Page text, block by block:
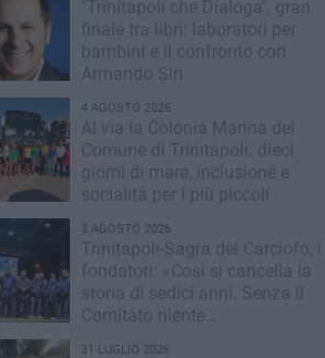
"Trinitapoli che Dialoga", gran
finale tra libri: laboratori per
bambini e il confronto con
Armando Siri
4 AGOSTO 2026
Al via la Colonia Marina del
Comune di Trinitapoli: dieci
giorni di mare, inclusione e
socialità per i più piccoli
3 AGOSTO 2026
Trinitapoli-Sagra del Carciofo, i
fondatori: «Così si cancella la
storia di sedici anni. Senza il
Comitato niente
31 LUGLIO 2026